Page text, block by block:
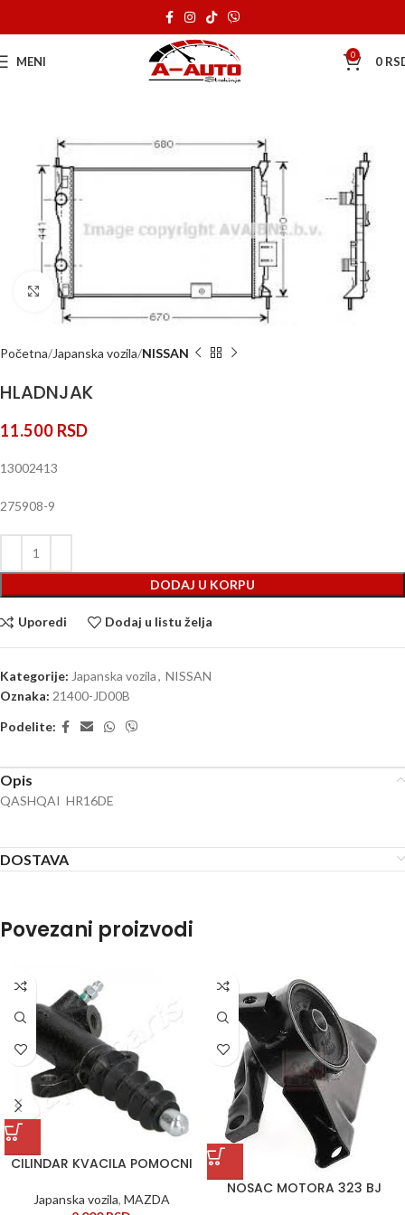
MENI 0 0
Klik za uvećanje
Početna Japanska vozila NISSAN
HLADNJAK
11.500 RSD
13002413
275908-9
DODAJ U KORPU
Uporedi Dodaj u listu želja
Kategorije: Japanska vozila, NISSAN
Oznaka: 21400-JD00B
Podelite:
Opis
QASHQAI HR16DE
DOSTAVA
Povezani proizvodi
CILINDAR KVACILA POMOCNI
Japanska vozila, MAZDA
NOSAC MOTORA 323 BJ